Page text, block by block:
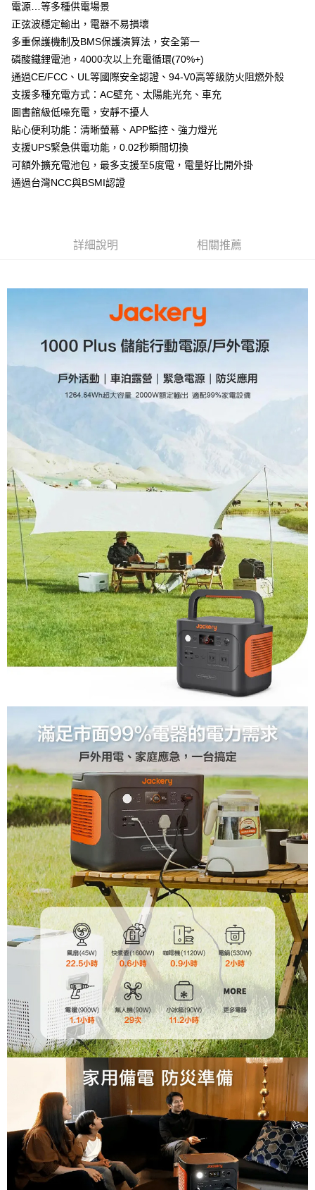
電源…等多種供電場景
正弦波穩定輸出，電器不易損壞
多重保護機制及BMS保護演算法，安全第一
磷酸鐵鋰電池，4000次以上充電循環(70%+)
通過CE/FCC、UL等國際安全認證、94-V0高等級防火阻燃外殼
支援多種充電方式：AC壁充、太陽能光充、車充
圖書館級低噪充電，安靜不擾人
貼心便利功能：清晰螢幕、APP監控、強力燈光
支援UPS緊急供電功能，0.02秒瞬間切換
可額外擴充電池包，最多支援至5度電，電量好比開外掛
通過台灣NCC與BSMI認證
詳細說明 相關推薦